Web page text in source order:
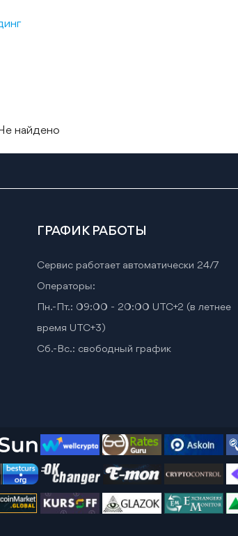
найдено
ГРАФИК РАБОТЫ
Сервис работает автоматически 24/7
Операторы:
Пн.-Пт.: 09:00 - 20:00 UTC+2 (в летнее
время UTC+3)
Сб.-Вс.: свободный график